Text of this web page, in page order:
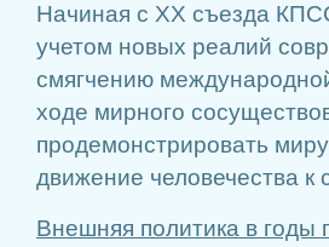
Начиная с XX съезда
учетом новых реалий
смягчению
ходе мирного
продемонстрировать
движение человечества к
Внешняя политика в годы